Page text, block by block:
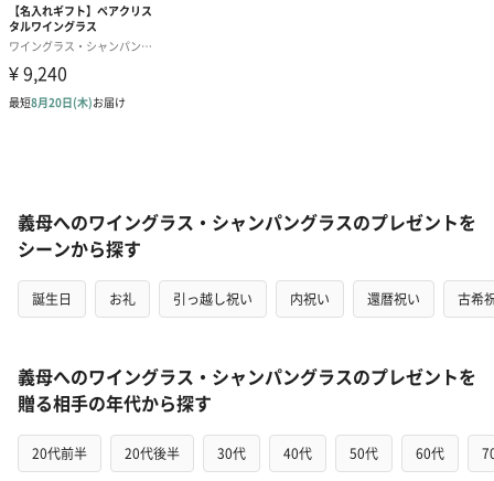
義母へのワイングラス・シャンパングラスのプレゼントを
シーンから探す
誕生日 お礼 引っ越し祝い 内祝い 還暦祝い 古希
義母へのワイングラス・シャンパングラスのプレゼントを
贈る相手の年代から探す
20代前半 20代後半 30代 40代 50代 60代